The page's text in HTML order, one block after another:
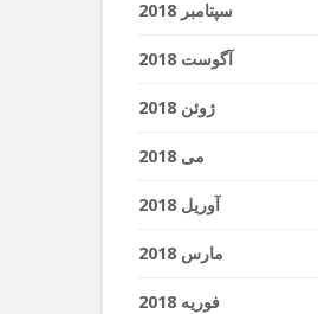
سپتامبر 2018
آگوست 2018
ژوئن 2018
می 2018
آوریل 2018
مارس 2018
فوریه 2018